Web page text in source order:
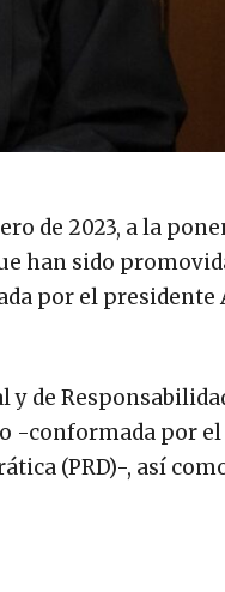
de 2023, a la
han sido
por el presidente
y de
-conformada por
(PRD)-, así